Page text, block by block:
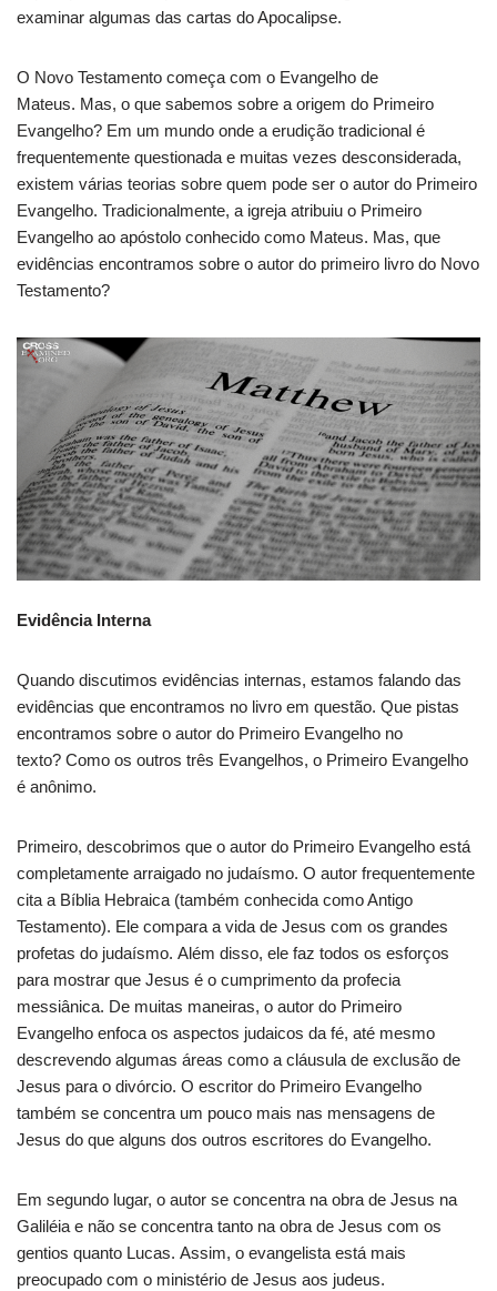
examinar algumas das cartas do Apocalipse.
O Novo Testamento começa com o Evangelho de
Mateus. Mas, o que sabemos sobre a origem do Primeiro
Evangelho? Em um mundo onde a erudição tradicional é
frequentemente questionada e muitas vezes desconsiderada,
existem várias teorias sobre quem pode ser o autor do Primeiro
Evangelho. Tradicionalmente, a igreja atribuiu o Primeiro
Evangelho ao apóstolo conhecido como Mateus. Mas, que
evidências encontramos sobre o autor do primeiro livro do Novo
Testamento?
Evidência Interna
Quando discutimos evidências internas, estamos falando das
evidências que encontramos no livro em questão. Que pistas
encontramos sobre o autor do Primeiro Evangelho no
texto? Como os outros três Evangelhos, o Primeiro Evangelho
é anônimo.
Primeiro, descobrimos que o autor do Primeiro Evangelho está
completamente arraigado no judaísmo. O autor frequentemente
cita a Bíblia Hebraica (também conhecida como Antigo
Testamento). Ele compara a vida de Jesus com os grandes
profetas do judaísmo. Além disso, ele faz todos os esforços
para mostrar que Jesus é o cumprimento da profecia
messiânica. De muitas maneiras, o autor do Primeiro
Evangelho enfoca os aspectos judaicos da fé, até mesmo
descrevendo algumas áreas como a cláusula de exclusão de
Jesus para o divórcio. O escritor do Primeiro Evangelho
também se concentra um pouco mais nas mensagens de
Jesus do que alguns dos outros escritores do Evangelho.
Em segundo lugar, o autor se concentra na obra de Jesus na
Galiléia e não se concentra tanto na obra de Jesus com os
gentios quanto Lucas. Assim, o evangelista está mais
preocupado com o ministério de Jesus aos judeus.